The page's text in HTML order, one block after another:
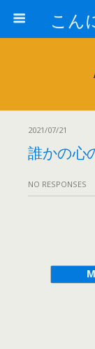
2021/07/21
誰かの心
NO RESPONSES